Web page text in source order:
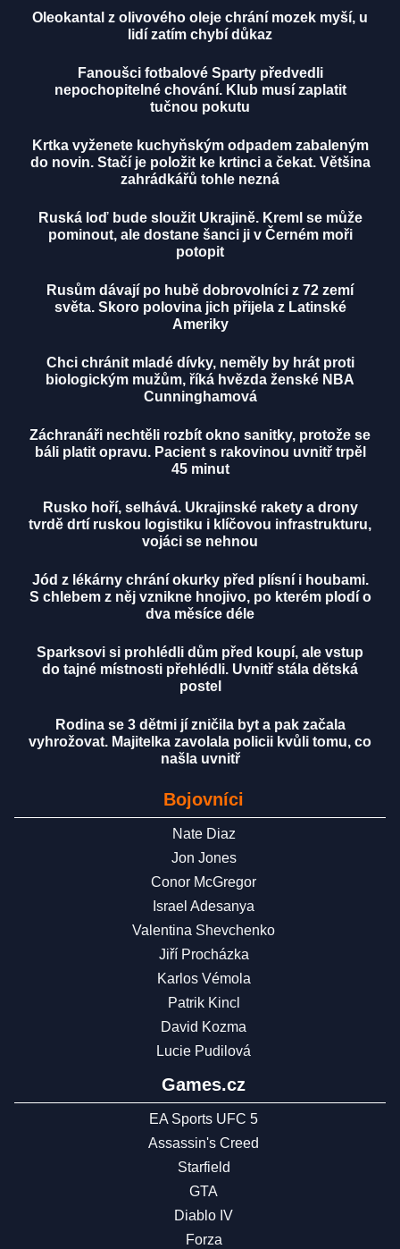
Oleokantal z olivového oleje chrání mozek myší, u
lidí zatím chybí důkaz
Fanoušci fotbalové Sparty předvedli
nepochopitelné chování. Klub musí zaplatit
tučnou pokutu
Krtka vyženete kuchyňským odpadem zabaleným
do novin. Stačí je položit ke krtinci a čekat. Většina
zahrádkářů tohle nezná
Ruská loď bude sloužit Ukrajině. Kreml se může
pominout, ale dostane šanci ji v Černém moři
potopit
Rusům dávají po hubě dobrovolníci z 72 zemí
světa. Skoro polovina jich přijela z Latinské
Ameriky
Chci chránit mladé dívky, neměly by hrát proti
biologickým mužům, říká hvězda ženské NBA
Cunninghamová
Záchranáři nechtěli rozbít okno sanitky, protože se
báli platit opravu. Pacient s rakovinou uvnitř trpěl
45 minut
Rusko hoří, selhává. Ukrajinské rakety a drony
tvrdě drtí ruskou logistiku i klíčovou infrastrukturu,
vojáci se nehnou
Jód z lékárny chrání okurky před plísní i houbami.
S chlebem z něj vznikne hnojivo, po kterém plodí o
dva měsíce déle
Sparksovi si prohlédli dům před koupí, ale vstup
do tajné místnosti přehlédli. Uvnitř stála dětská
postel
Rodina se 3 dětmi jí zničila byt a pak začala
vyhrožovat. Majitelka zavolala policii kvůli tomu, co
našla uvnitř
Bojovníci
Nate Diaz
Jon Jones
Conor McGregor
Israel Adesanya
Valentina Shevchenko
Jiří Procházka
Karlos Vémola
Patrik Kincl
David Kozma
Lucie Pudilová
Games.cz
EA Sports UFC 5
Assassin's Creed
Starfield
GTA
Diablo IV
Forza